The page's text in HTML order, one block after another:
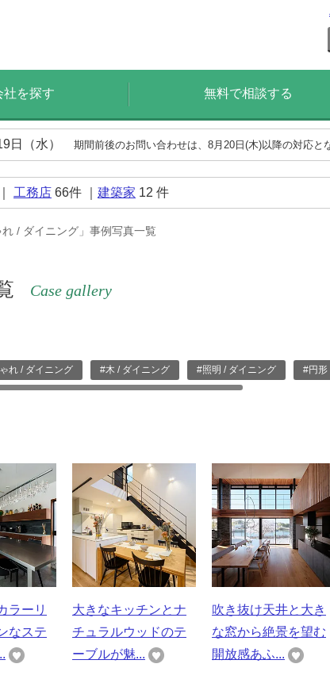
社を探す 無料で相談する
日（水） 期間前後のお問い合わせは、8月20日(木)以降の対応と
工務店 66件 ｜ 建築家 12 件
れ / ダイニング」事例写真一覧
Case gallery
れ / ダイニング #木 / ダイニング #照明 / ダイニング #円形
ラーリ
なステ
大きなキッチンとナ
チュラルウッドのテ
ーブルが魅...
吹き抜け天井と大き
な窓から絶景を望む
開放感あふ...